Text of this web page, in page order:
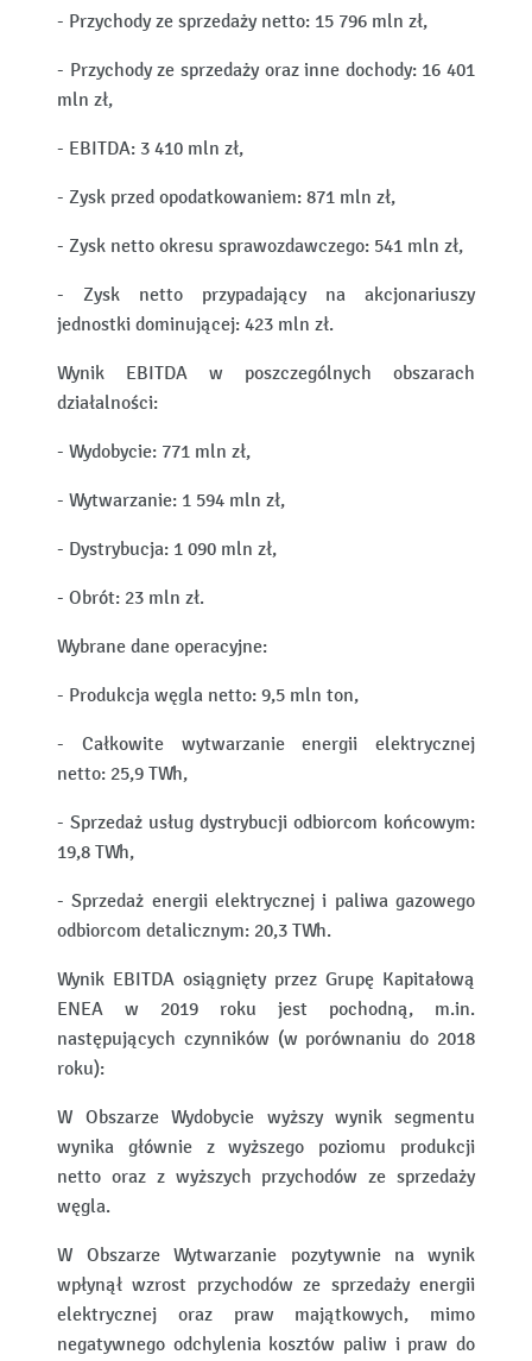
- Przychody ze sprzedaży netto: 15 796 mln zł,
- Przychody ze sprzedaży oraz inne dochody: 16 401
mln zł,
- EBITDA: 3 410 mln zł,
- Zysk przed opodatkowaniem: 871 mln zł,
- Zysk netto okresu sprawozdawczego: 541 mln zł,
- Zysk netto przypadający na akcjonariuszy
jednostki dominującej: 423 mln zł.
Wynik EBITDA w poszczególnych obszarach
działalności:
- Wydobycie: 771 mln zł,
- Wytwarzanie: 1 594 mln zł,
- Dystrybucja: 1 090 mln zł,
- Obrót: 23 mln zł.
Wybrane dane operacyjne:
- Produkcja węgla netto: 9,5 mln ton,
- Całkowite wytwarzanie energii elektrycznej
netto: 25,9 TWh,
- Sprzedaż usług dystrybucji odbiorcom końcowym:
19,8 TWh,
- Sprzedaż energii elektrycznej i paliwa gazowego
odbiorcom detalicznym: 20,3 TWh.
Wynik EBITDA osiągnięty przez Grupę Kapitałową
ENEA w 2019 roku jest pochodną, m.in.
następujących czynników (w porównaniu do 2018
roku):
W Obszarze Wydobycie wyższy wynik segmentu
wynika głównie z wyższego poziomu produkcji
netto oraz z wyższych przychodów ze sprzedaży
węgla.
W Obszarze Wytwarzanie pozytywnie na wynik
wpłynął wzrost przychodów ze sprzedaży energii
elektrycznej oraz praw majątkowych, mimo
negatywnego odchylenia kosztów paliw i praw do